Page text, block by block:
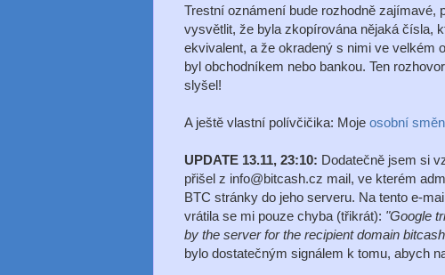
Trestní oznámení bude rozhodně zajímavé,
vysvětlit, že byla zkopírována nějaká čísla,
ekvivalent, a že okradený s nimi ve velkém
byl obchodníkem nebo bankou. Ten
slyšel!
A ještě vlastní polívčičika: Moje osobní
UPDATE 13.11, 23:10: Dodatečně jsem si
přišel z info@bitcash.cz mail, ve kterém
BTC stránky do jeho serveru. Na tento e-
vrátila se mi pouze chyba (třikrát): "Google
by the server for the recipient domain
bylo dostatečným signálem k tomu, abych